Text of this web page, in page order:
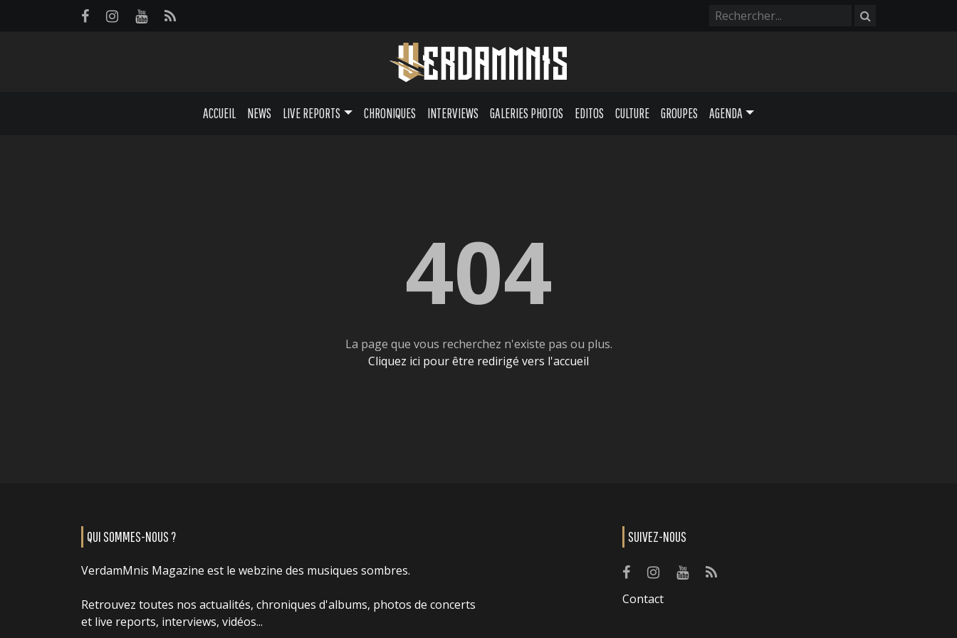
ACCUEIL NEWS LIVE REPORTS CHRONIQUES INTERVIEWS GALERIES PHOTOS EDITOS CULTURE GROUPES AGENDA
404
La page que vous recherchez n'existe pas ou plus.
Cliquez ici pour être redirigé vers l'accueil
QUI SOMMES-NOUS ?
VerdamMnis Magazine est le webzine des musiques sombres.
Retrouvez toutes nos actualités, chroniques d'albums, photos de concerts
et live reports, interviews, vidéos...
SUIVEZ-NOUS
Contact
Panneau de gestion des cookies